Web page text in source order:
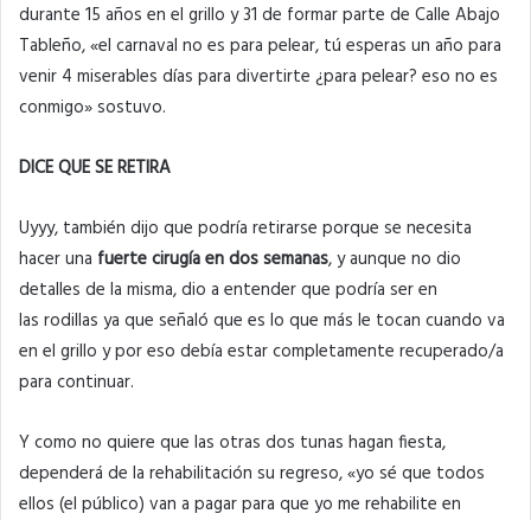
durante 15 años en el grillo y 31 de formar parte de Calle Abajo
Tableño, «el carnaval no es para pelear, tú esperas un año para
venir 4 miserables días para divertirte ¿para pelear? eso no es
conmigo» sostuvo.
DICE QUE SE RETIRA
Uyyy, también dijo que podría retirarse porque se necesita
hacer una fuerte cirugía en dos semanas, y aunque no dio
detalles de la misma, dio a entender que podría ser en
las rodillas ya que señaló que es lo que más le tocan cuando va
en el grillo y por eso debía estar completamente recuperado/a
para continuar.
Y como no quiere que las otras dos tunas hagan fiesta,
dependerá de la rehabilitación su regreso, «yo sé que todos
ellos (el público) van a pagar para que yo me rehabilite en